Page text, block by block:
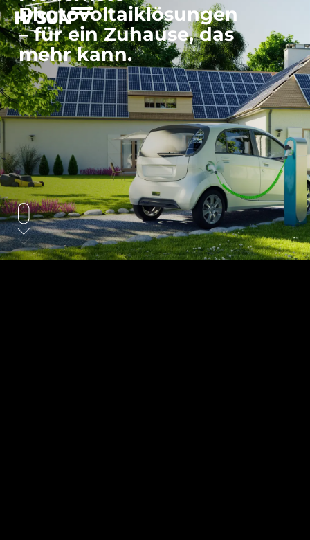
Photovoltaiklösungen
– für ein Zuhause, das
mehr kann.